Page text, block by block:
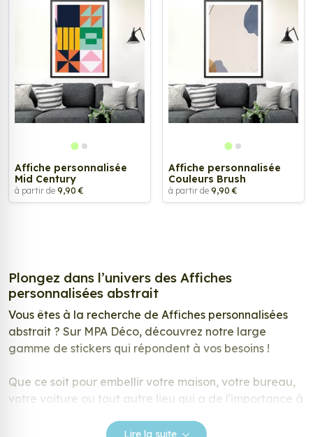
Affiche personnalisée
Mid Century
à partir de 9,90 €
Affiche personnalisée
Couleurs Brush
à partir de 9,90 €
Plongez dans l’univers des Affiches
personnalisées abstrait
Vous êtes à la recherche de Affiches personnalisées
abstrait ? Sur MPA Déco, découvrez notre large
gamme de stickers qui répondent à vos besoins !
Que ce soit pour embellir votre maison, votre bureau,
votre voiture ou tout autre lieu qui a de l'importance à
Lire la suite